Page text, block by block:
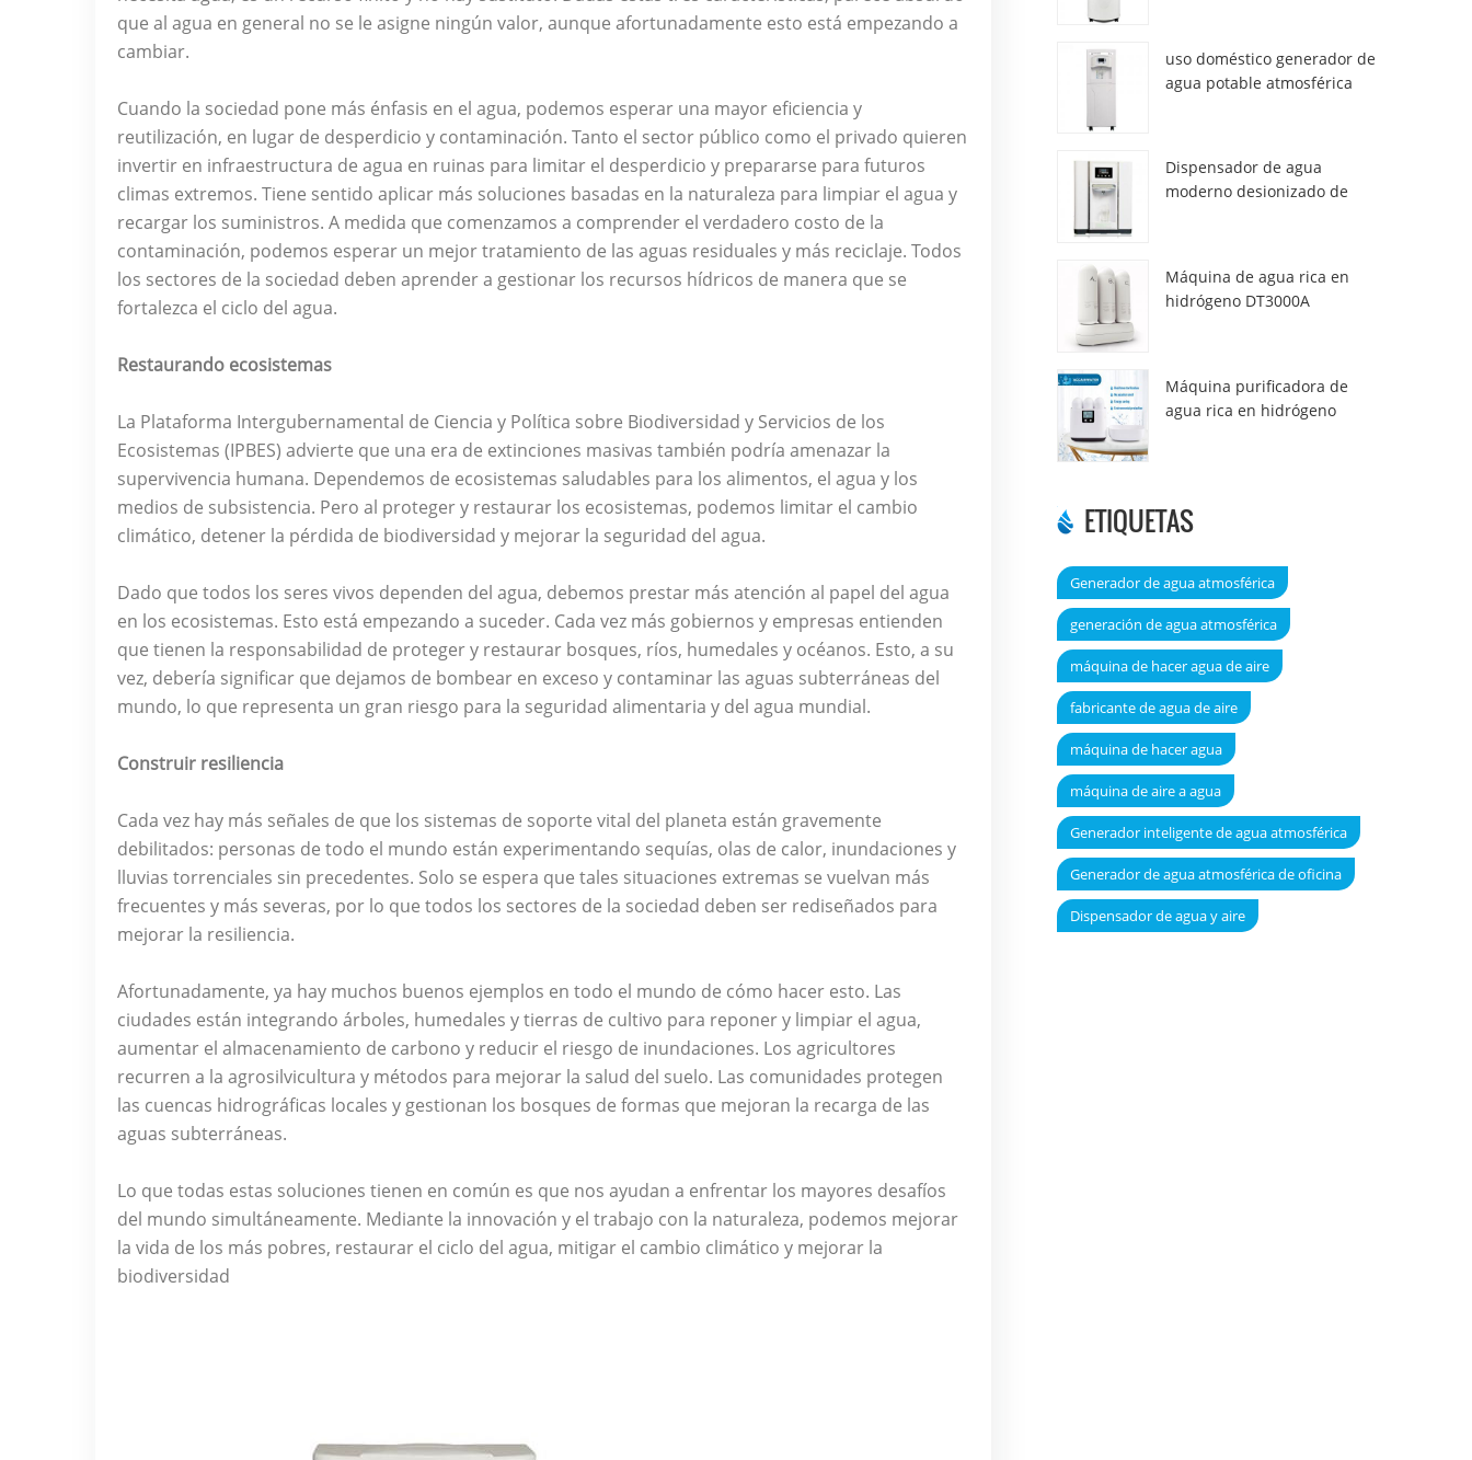
que al agua en general no se le asigne ningún valor, aunque afortunadamente esto está empezando a
cambiar.
Cuando la sociedad pone más énfasis en el agua, podemos esperar una mayor eficiencia y
reutilización, en lugar de desperdicio y contaminación. Tanto el sector público como el privado quieren
invertir en infraestructura de agua en ruinas para limitar el desperdicio y prepararse para futuros
climas extremos. Tiene sentido aplicar más soluciones basadas en la naturaleza para limpiar el agua y
recargar los suministros. A medida que comenzamos a comprender el verdadero costo de la
contaminación, podemos esperar un mejor tratamiento de las aguas residuales y más reciclaje. Todos
los sectores de la sociedad deben aprender a gestionar los recursos hídricos de manera que se
fortalezca el ciclo del agua.
Restaurando ecosistemas
La Plataforma Intergubernamental de Ciencia y Política sobre Biodiversidad y Servicios de los
Ecosistemas (IPBES) advierte que una era de extinciones masivas también podría amenazar la
supervivencia humana. Dependemos de ecosistemas saludables para los alimentos, el agua y los
medios de subsistencia. Pero al proteger y restaurar los ecosistemas, podemos limitar el cambio
climático, detener la pérdida de biodiversidad y mejorar la seguridad del agua.
Dado que todos los seres vivos dependen del agua, debemos prestar más atención al papel del agua
en los ecosistemas. Esto está empezando a suceder. Cada vez más gobiernos y empresas entienden
que tienen la responsabilidad de proteger y restaurar bosques, ríos, humedales y océanos. Esto, a su
vez, debería significar que dejamos de bombear en exceso y contaminar las aguas subterráneas del
mundo, lo que representa un gran riesgo para la seguridad alimentaria y del agua mundial.
Construir resiliencia
Cada vez hay más señales de que los sistemas de soporte vital del planeta están gravemente
debilitados: personas de todo el mundo están experimentando sequías, olas de calor, inundaciones y
lluvias torrenciales sin precedentes. Solo se espera que tales situaciones extremas se vuelvan más
frecuentes y más severas, por lo que todos los sectores de la sociedad deben ser rediseñados para
mejorar la resiliencia.
Afortunadamente, ya hay muchos buenos ejemplos en todo el mundo de cómo hacer esto. Las
ciudades están integrando árboles, humedales y tierras de cultivo para reponer y limpiar el agua,
aumentar el almacenamiento de carbono y reducir el riesgo de inundaciones. Los agricultores
recurren a la agrosilvicultura y métodos para mejorar la salud del suelo. Las comunidades protegen
las cuencas hidrográficas locales y gestionan los bosques de formas que mejoran la recarga de las
aguas subterráneas.
Lo que todas estas soluciones tienen en común es que nos ayudan a enfrentar los mayores desafíos
del mundo simultáneamente. Mediante la innovación y el trabajo con la naturaleza, podemos mejorar
la vida de los más pobres, restaurar el ciclo del agua, mitigar el cambio climático y mejorar la
biodiversidad
uso doméstico generador de
agua potable atmosférica
Dispensador de agua
moderno desionizado de
Máquina de agua rica en
hidrógeno DT3000A
Máquina purificadora de
agua rica en hidrógeno
ETIQUETAS
Generador de agua atmosférica
generación de agua atmosférica
máquina de hacer agua de aire
fabricante de agua de aire
máquina de hacer agua
máquina de aire a agua
Generador inteligente de agua atmosférica
Generador de agua atmosférica de oficina
Dispensador de agua y aire